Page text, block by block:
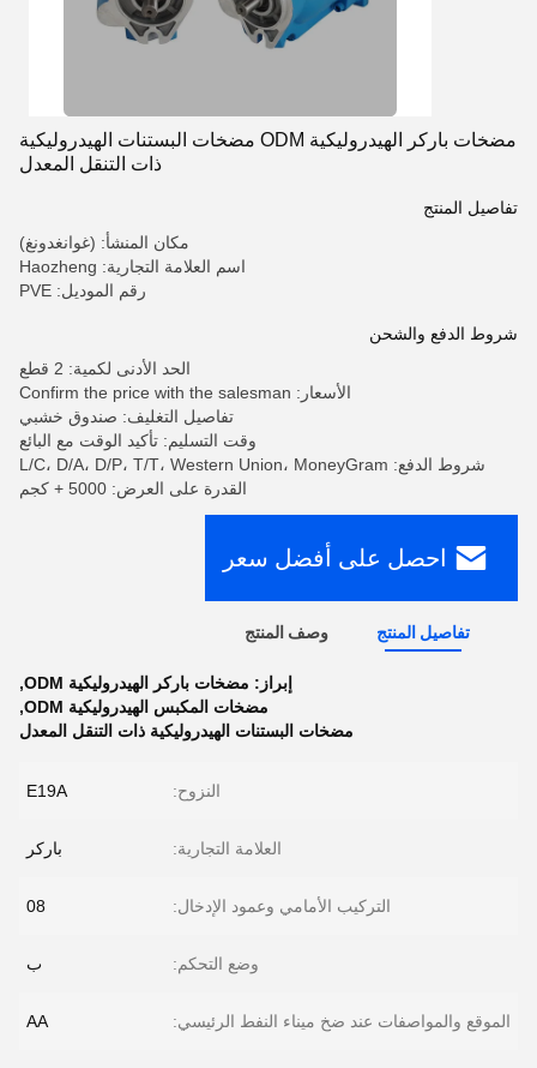
مضخات باركر الهيدروليكية ODM مضخات البستنات الهيدروليكية
ذات التنقل المعدل
تفاصيل المنتج
مكان المنشأ: (غوانغدونغ)
اسم العلامة التجارية: Haozheng
رقم الموديل: PVE
شروط الدفع والشحن
الحد الأدنى لكمية: 2 قطع
الأسعار: Confirm the price with the salesman
تفاصيل التغليف: صندوق خشبي
وقت التسليم: تأكيد الوقت مع البائع
شروط الدفع: L/C، D/A، D/P، T/T، Western Union، MoneyGram
القدرة على العرض: 5000 + كجم
احصل على أفضل سعر
تفاصيل المنتج وصف المنتج
إبراز: مضخات باركر الهيدروليكية ODM
,
مضخات المكبس الهيدروليكية ODM
,
مضخات البستنات الهيدروليكية ذات التنقل المعدل
النزوح: E19A
العلامة التجارية: باركر
التركيب الأمامي وعمود الإدخال: 08
وضع التحكم: ب
الموقع والمواصفات عند ضخ ميناء النفط الرئيسي: AA